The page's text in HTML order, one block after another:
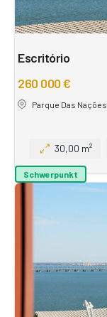
Escritório
260 000 €
Parque Das Nações
30,00 m²
Schwerpunkt